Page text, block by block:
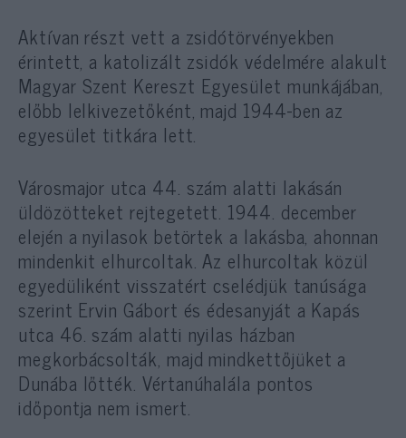
Aktívan részt vett a zsidótörvényekben
érintett, a katolizált zsidók védelmére alakult
Magyar Szent Kereszt Egyesület munkájában,
előbb lelkivezetőként, majd 1944-ben az
egyesület titkára lett.
Városmajor utca 44. szám alatti lakásán
üldözötteket rejtegetett. 1944. december
elején a nyilasok betörtek a lakásba, ahonnan
mindenkit elhurcoltak. Az elhurcoltak közül
egyedüliként visszatért cselédjük tanúsága
szerint Ervin Gábort és édesanyját a Kapás
utca 46. szám alatti nyilas házban
megkorbácsolták, majd mindkettőjüket a
Dunába lőtték. Vértanúhalála pontos
időpontja nem ismert.